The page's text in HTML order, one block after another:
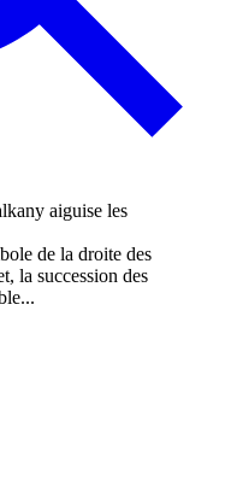
de la droite des
la succession des